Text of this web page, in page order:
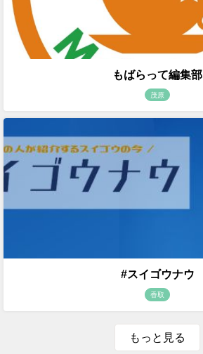
もばらって編集部
茂原
#スイゴウナウ
香取
もっと見る